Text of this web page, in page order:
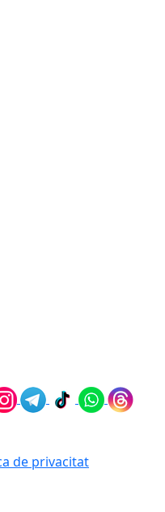
de privacitat